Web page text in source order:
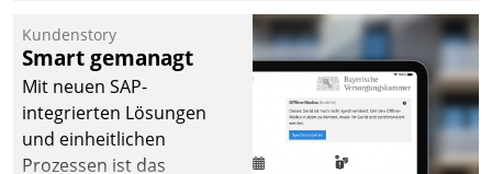
Kundenstory
Smart gemanagt
Mit neuen SAP-
integrierten Lösungen
und einheitlichen
Prozessen ist das